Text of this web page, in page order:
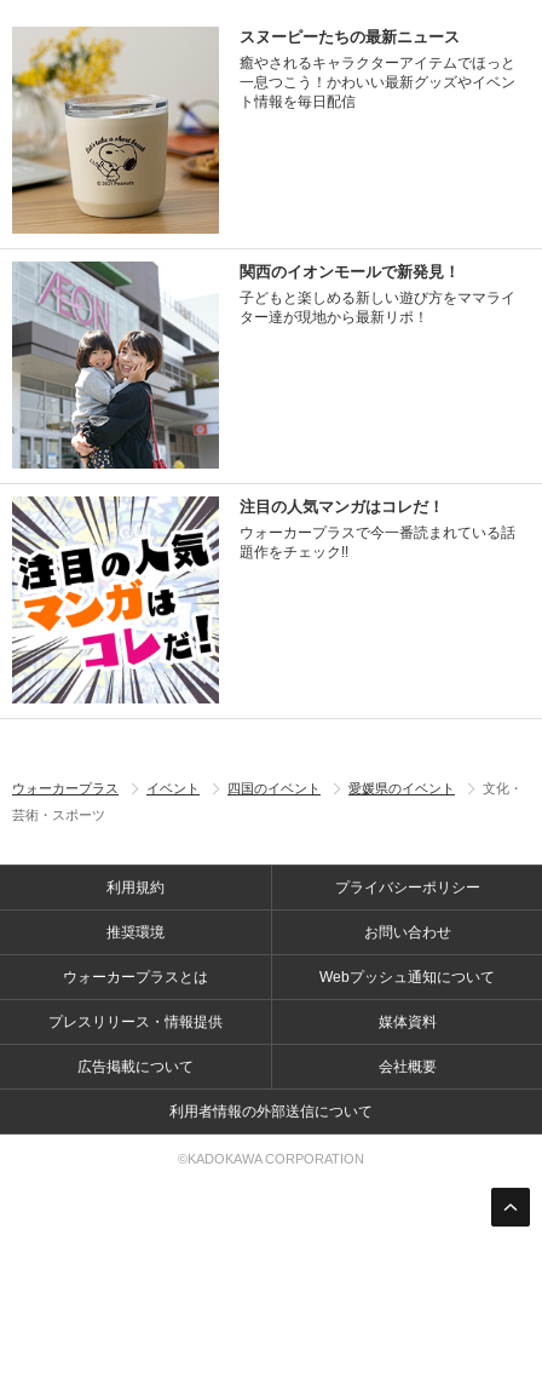
スヌーピーたちの最新ニュース
癒やされるキャラクターアイテムでほっと
一息つこう！かわいい最新グッズやイベン
ト情報を毎日配信
関西のイオンモールで新発見！
子どもと楽しめる新しい遊び方をママライ
ター達が現地から最新リポ！
注目の人気マンガはコレだ！
ウォーカープラスで今一番読まれている話
題作をチェック!!
ウォーカープラス イベント 四国のイベント 愛媛県のイベント
文化・
芸術・スポーツ
利用規約 プライバシーポリシー
推奨環境 お問い合わせ
ウォーカープラスとは Webプッシュ通知について
プレスリリース・情報提供 媒体資料
広告掲載について 会社概要
利用者情報の外部送信について
©KADOKAWA CORPORATION